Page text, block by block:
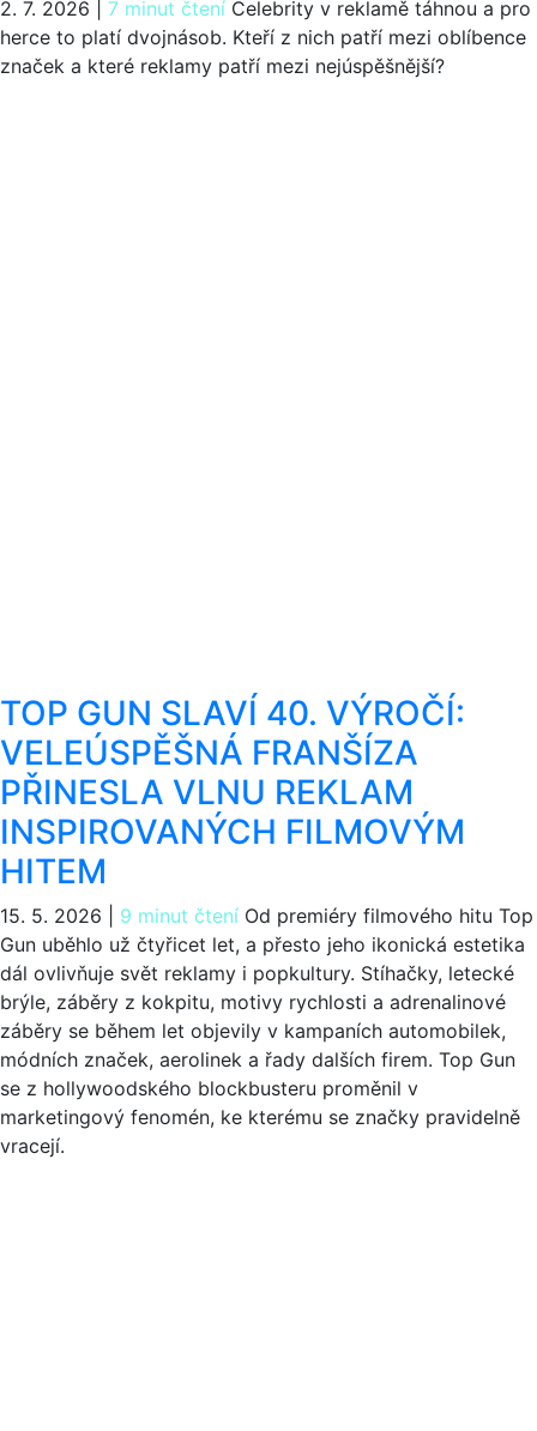
2. 7. 2026 7 minut čtení Celebrity v reklamě táhnou a pro
herce to platí dvojnásob. Kteří z nich patří mezi oblíbence
značek a které reklamy patří mezi nejúspěšnější?
TOP GUN SLAVÍ 40. VÝROČÍ:
VELEÚSPĚŠNÁ FRANŠÍZA
PŘINESLA VLNU REKLAM
INSPIROVANÝCH FILMOVÝM
HITEM
15. 5. 2026 9 minut čtení Od premiéry filmového hitu Top
Gun uběhlo už čtyřicet let, a přesto jeho ikonická estetika
dál ovlivňuje svět reklamy i popkultury. Stíhačky, letecké
brýle, záběry z kokpitu, motivy rychlosti a adrenalinové
záběry se během let objevily v kampaních automobilek,
módních značek, aerolinek a řady dalších firem. Top Gun
se z hollywoodského blockbusteru proměnil v
marketingový fenomén, ke kterému se značky pravidelně
vracejí.